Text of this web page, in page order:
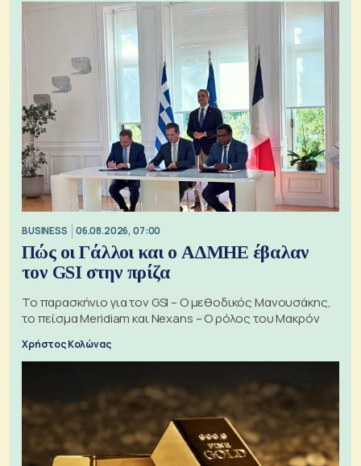
BUSINESS 06.08.2026, 07:00
Πώς οι Γάλλοι και ο ΑΔΜΗΕ έβαλαν
τον GSI στην πρίζα
Το παρασκήνιο για τον GSI – Ο μεθοδικός Μανουσάκης,
το πείσμα Meridiam και Nexans – Ο ρόλος του Μακρόν
Χρήστος Κολώνας